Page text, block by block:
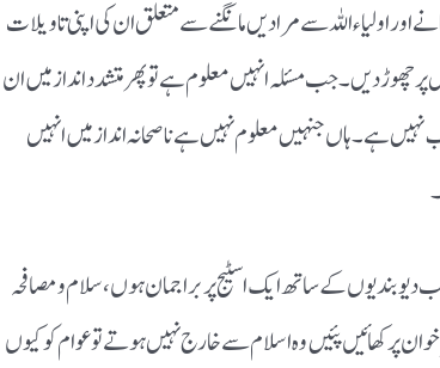
اور اولیاء اللہ سے مرادیں مانگنے سے متعلق ان کی اپنی تاویلات
چھوڑ دیں۔ جب مسئلہ انہیں معلوم ہے تو پھر متشدد انداز میں ان
ہے۔ ہاں جنہیں معلوم نہیں ہے ناصحانہ انداز میں انہیں
کے ساتھ ایک اسٹیج پر براجمان ہوں، سلام و مصافحہ
پر کھائیں پئیں وہ اسلام سے خارج نہیں ہوتے تو عوام کو کیوں